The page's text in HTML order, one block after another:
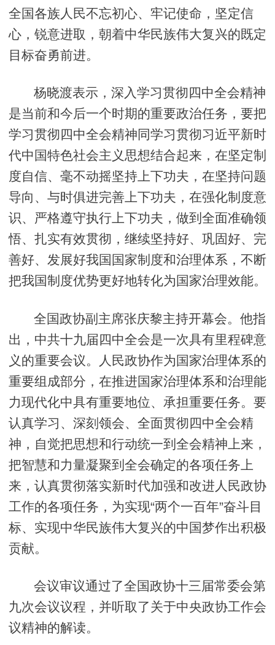
全国各族人民不忘初心、牢记使命，坚定信
心，锐意进取，朝着中华民族伟大复兴的既定
目标奋勇前进。
杨晓渡表示，深入学习贯彻四中全会精神
是当前和今后一个时期的重要政治任务，要把
学习贯彻四中全会精神同学习贯彻习近平新时
代中国特色社会主义思想结合起来，在坚定制
度自信、毫不动摇坚持上下功夫，在坚持问题
导向、与时俱进完善上下功夫，在强化制度意
识、严格遵守执行上下功夫，做到全面准确领
悟、扎实有效贯彻，继续坚持好、巩固好、完
善好、发展好我国国家制度和治理体系，不断
把我国制度优势更好地转化为国家治理效能。
全国政协副主席张庆黎主持开幕会。他指
出，中共十九届四中全会是一次具有里程碑意
义的重要会议。人民政协作为国家治理体系的
重要组成部分，在推进国家治理体系和治理能
力现代化中具有重要地位、承担重要任务。要
认真学习、深刻领会、全面贯彻四中全会精
神，自觉把思想和行动统一到全会精神上来，
把智慧和力量凝聚到全会确定的各项任务上
来，认真贯彻落实新时代加强和改进人民政协
工作的各项任务，为实现“两个一百年”奋斗目
标、实现中华民族伟大复兴的中国梦作出积极
贡献。
会议审议通过了全国政协十三届常委会第
九次会议议程，并听取了关于中央政协工作会
议精神的解读。